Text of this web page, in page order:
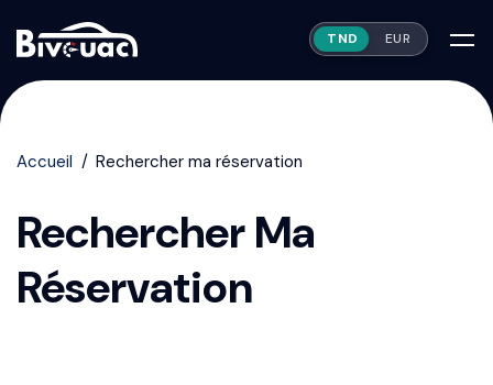
TND EUR
Accueil Rechercher ma réservation
Rechercher Ma
Réservation